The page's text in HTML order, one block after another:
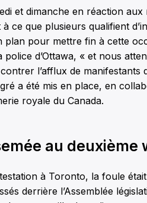
et dimanche en réaction aux
ce que plusieurs qualifient
plan pour mettre fin à cette
d’Ottawa, « et nous
l’afflux de manifestants
a été mis en place, en
royale du Canada.
au deuxième
à Toronto, la foule
derrière l’Assemblée